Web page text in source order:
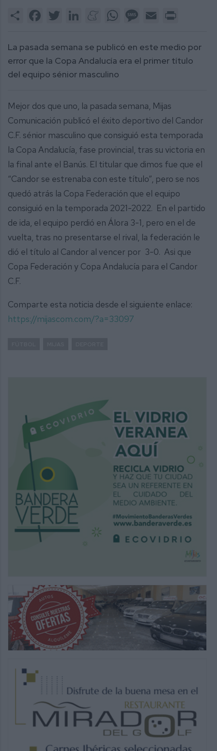
Share FacebookTwitter LinkedInMeneameWhatsAppMessage
Email
La pasada semana se publicó en este medio por
error que la Copa Andalucía era el primer título
del equipo sénior masculino
Mejor dos que uno, la pasada semana, Mijas
Comunicación publicó el éxito deportivo del Candor
C.F. sénior masculino que consiguió esta temporada
la Copa Andalucía, fase provincial, tras su victoria en
la final ante el Banús. El titular que dimos fue que el
“Candor se estrenaba con este título”, pero se nos
quedó atrás la Copa Federación que el equipo
consiguió en la temporada 2021-2022. En el partido
de ida, el equipo perdió en Álora 3-1, pero en el de
vuelta, tras no presentarse el rival, la federación le
dió el título al Candor al vencer por 3-0. Asi que
Copa Federación y Copa Andalucía para el Candor
C.F.
Comparte esta noticia desde el siguiente enlace:
https://mijascom.com/?a=33097